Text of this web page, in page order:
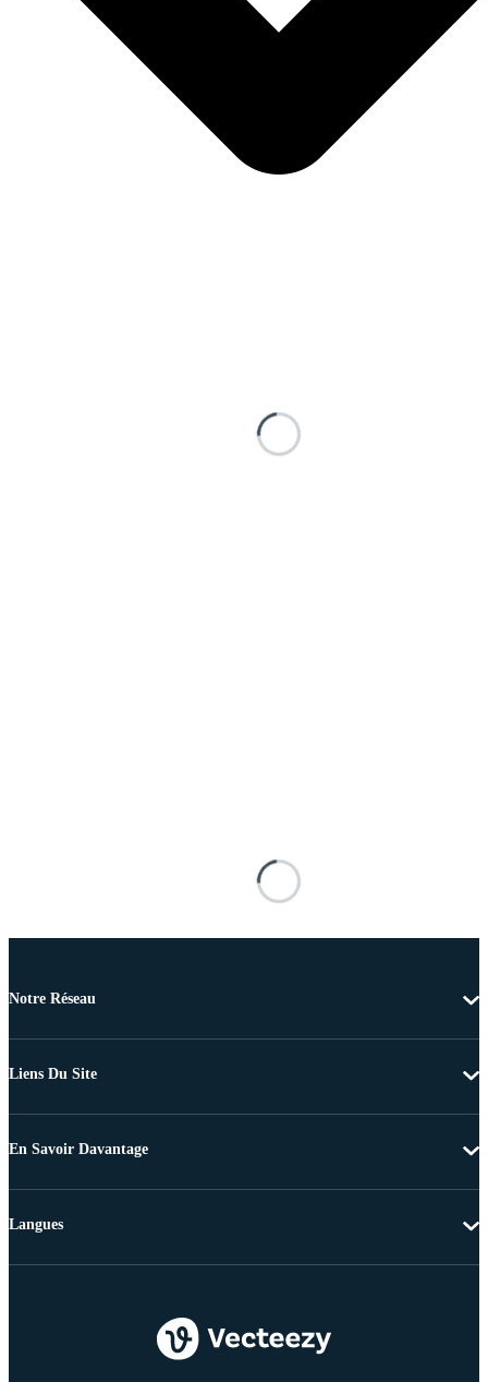
Notre Réseau
Liens Du Site
En Savoir Davantage
Langues